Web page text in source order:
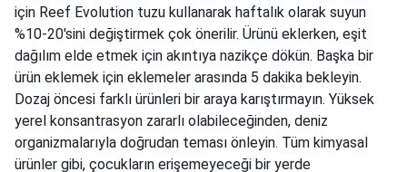
için Reef Evolution tuzu kullanarak haftalık olarak suyun
%10-20'sini değiştirmek çok önerilir. Ürünü eklerken, eşit
dağılım elde etmek için akıntıya nazikçe dökün. Başka bir
ürün eklemek için eklemeler arasında 5 dakika bekleyin.
Dozaj öncesi farklı ürünleri bir araya karıştırmayın. Yüksek
yerel konsantrasyon zararlı olabileceğinden, deniz
organizmalarıyla doğrudan teması önleyin. Tüm kimyasal
ürünler gibi, çocukların erişemeyeceği bir yerde